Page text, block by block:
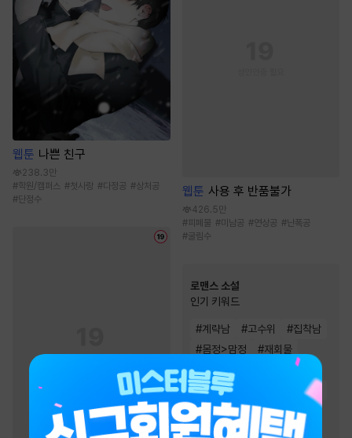
웹툰 나쁜 친구
238.3만
#학원/캠퍼스 #첫사랑 #다정공 #상처공
#단정수
웹툰 사용 후 반품불가
426.5만
#피폐물 #미남공 #연상공 #난폭공
#굴림수
로맨스 소설
인기 키워드
#계략남 #고수위 #집착남
#몸정>맘정 #재회물
#왕족/귀족
#직진남
절륜남
#능력남 # 소유욕/집착
# 운명적사랑 #순정남